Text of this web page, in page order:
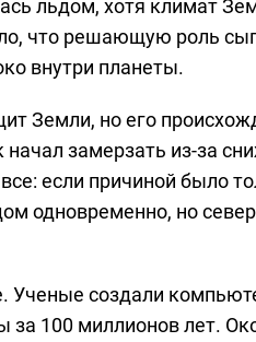
льдом, хотя климат
что решающую роль
внутри планеты.
Земли, но его
замерзать из-за
если причиной было
одновременно, но
Ученые создали
за 100 миллионов лет.